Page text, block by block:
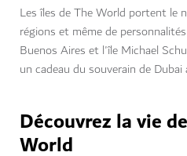
Les îles de The World portent le
régions et même de
Buenos Aires et l'île Michael
un cadeau du souverain de
Découvrez la vie
World